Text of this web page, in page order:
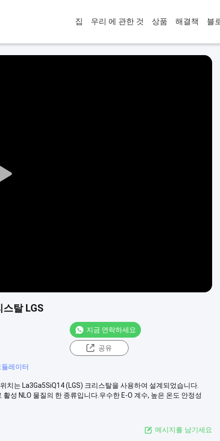
집 우리 에 관한 것 상품 해결책 블
Play
탈 LGS
지금 연락하세요
공유
레이터
치는 La3Ga5SiQ14 (LGS) 크리스탈을 사용하여 설계되었습니다.
성 NLO 물질의 한 종류입니다.우수한 E-O 계수, 높은 온도 안정성
메시지를 남기세요